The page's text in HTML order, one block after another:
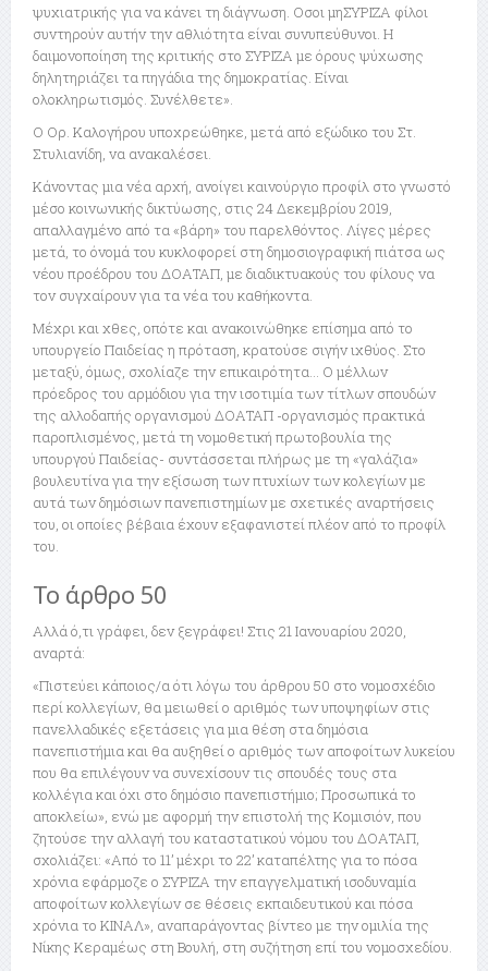
ψυχιατρικής για να κάνει τη διάγνωση. Οσοι μηΣΥΡΙΖΑ φίλοι
συντηρούν αυτήν την αθλιότητα είναι συνυπεύθυνοι. Η
δαιμονοποίηση της κριτικής στο ΣΥΡΙΖΑ με όρους ψύχωσης
δηλητηριάζει τα πηγάδια της δημοκρατίας. Είναι
ολοκληρωτισμός. Συνέλθετε».
Ο Ορ. Καλογήρου υποχρεώθηκε, μετά από εξώδικο του Στ.
Στυλιανίδη, να ανακαλέσει.
Κάνοντας μια νέα αρχή, ανοίγει καινούργιο προφίλ στο γνωστό
μέσο κοινωνικής δικτύωσης, στις 24 Δεκεμβρίου 2019,
απαλλαγμένο από τα «βάρη» του παρελθόντος. Λίγες μέρες
μετά, το όνομά του κυκλοφορεί στη δημοσιογραφική πιάτσα ως
νέου προέδρου του ΔΟΑΤΑΠ, με διαδικτυακούς του φίλους να
τον συγχαίρουν για τα νέα του καθήκοντα.
Μέχρι και χθες, οπότε και ανακοινώθηκε επίσημα από το
υπουργείο Παιδείας η πρόταση, κρατούσε σιγήν ιχθύος. Στο
μεταξύ, όμως, σχολίαζε την επικαιρότητα… Ο μέλλων
πρόεδρος του αρμόδιου για την ισοτιμία των τίτλων σπουδών
της αλλοδαπής οργανισμού ΔΟΑΤΑΠ -οργανισμός πρακτικά
παροπλισμένος, μετά τη νομοθετική πρωτοβουλία της
υπουργού Παιδείας- συντάσσεται πλήρως με τη «γαλάζια»
βουλευτίνα για την εξίσωση των πτυχίων των κολεγίων με
αυτά των δημόσιων πανεπιστημίων με σχετικές αναρτήσεις
του, οι οποίες βέβαια έχουν εξαφανιστεί πλέον από το προφίλ
του.
Το άρθρο 50
Αλλά ό,τι γράφει, δεν ξεγράφει! Στις 21 Ιανουαρίου 2020,
αναρτά:
«Πιστεύει κάποιος/α ότι λόγω του άρθρου 50 στο νομοσχέδιο
περί κολλεγίων, θα μειωθεί ο αριθμός των υποψηφίων στις
πανελλαδικές εξετάσεις για μια θέση στα δημόσια
πανεπιστήμια και θα αυξηθεί ο αριθμός των αποφοίτων λυκείου
που θα επιλέγουν να συνεχίσουν τις σπουδές τους στα
κολλέγια και όχι στο δημόσιο πανεπιστήμιο; Προσωπικά το
αποκλείω», ενώ με αφορμή την επιστολή της Κομισιόν, που
ζητούσε την αλλαγή του καταστατικού νόμου του ΔΟΑΤΑΠ,
σχολιάζει: «Από το 11’ μέχρι το 22’ καταπέλτης για το πόσα
χρόνια εφάρμοζε ο ΣΥΡΙΖΑ την επαγγελματική ισοδυναμία
αποφοίτων κολλεγίων σε θέσεις εκπαιδευτικού και πόσα
χρόνια το ΚΙΝΑΛ», αναπαράγοντας βίντεο με την ομιλία της
Νίκης Κεραμέως στη Βουλή, στη συζήτηση επί του νομοσχεδίου.